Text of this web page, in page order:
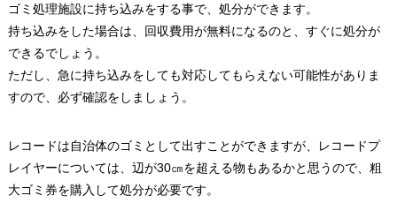
ゴミ処理施設に持ち込みをする事で、処分ができます。
持ち込みをした場合は、回収費用が無料になるのと、すぐに処分が
できるでしょう。
ただし、急に持ち込みをしても対応してもらえない可能性がありま
すので、必ず確認をしましょう。
レコードは自治体のゴミとして出すことができますが、レコードプ
レイヤーについては、辺が30㎝を超える物もあるかと思うので、粗
大ゴミ券を購入して処分が必要です。